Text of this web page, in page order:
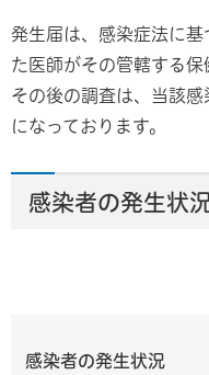
発生届は、感染症法に基
た医師がその管轄する保
その後の調査は、当該
になっております。
感染者の発生状
感染者の発生状況